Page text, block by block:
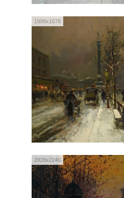
1999x1678
2928x2246